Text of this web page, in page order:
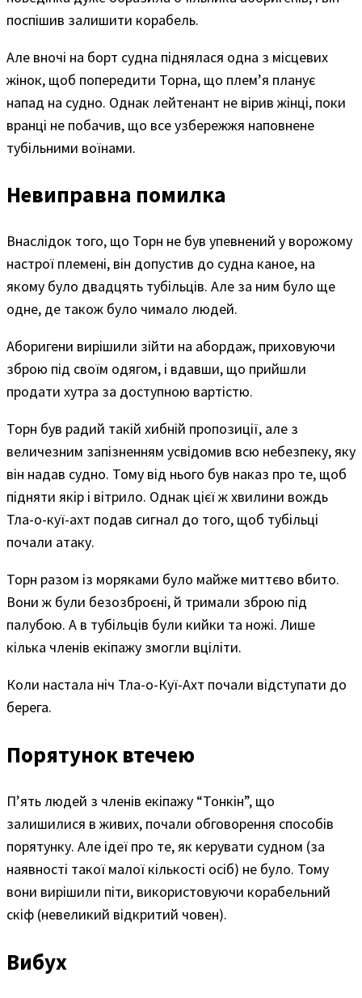
поспішив залишити корабель.
Але вночі на борт судна піднялася одна з місцевих
жінок, щоб попередити Торна, що плем’я планує
напад на судно. Однак лейтенант не вірив жінці, поки
вранці не побачив, що все узбережжя наповнене
тубільними воїнами.
Невиправна помилка
Внаслідок того, що Торн не був упевнений у ворожому
настрої племені, він допустив до судна каное, на
якому було двадцять тубільців. Але за ним було ще
одне, де також було чимало людей.
Аборигени вирішили зійти на абордаж, приховуючи
зброю під своїм одягом, і вдавши, що прийшли
продати хутра за доступною вартістю.
Торн був радий такій хибній пропозиції, але з
величезним запізненням усвідомив всю небезпеку, яку
він надав судно. Тому від нього був наказ про те, щоб
підняти якір і вітрило. Однак цієї ж хвилини вождь
Тла-о-куї-ахт подав сигнал до того, щоб тубільці
почали атаку.
Торн разом із моряками було майже миттєво вбито.
Вони ж були безозброєні, й тримали зброю під
палубою. А в тубільців були кийки та ножі. Лише
кілька членів екіпажу змогли вціліти.
Коли настала ніч Тла-о-Куї-Ахт почали відступати до
берега.
Порятунок втечею
П’ять людей з членів екіпажу “Тонкін”, що
залишилися в живих, почали обговорення способів
порятунку. Але ідеї про те, як керувати судном (за
наявності такої малої кількості осіб) не було. Тому
вони вирішили піти, використовуючи корабельний
скіф (невеликий відкритий човен).
Вибух